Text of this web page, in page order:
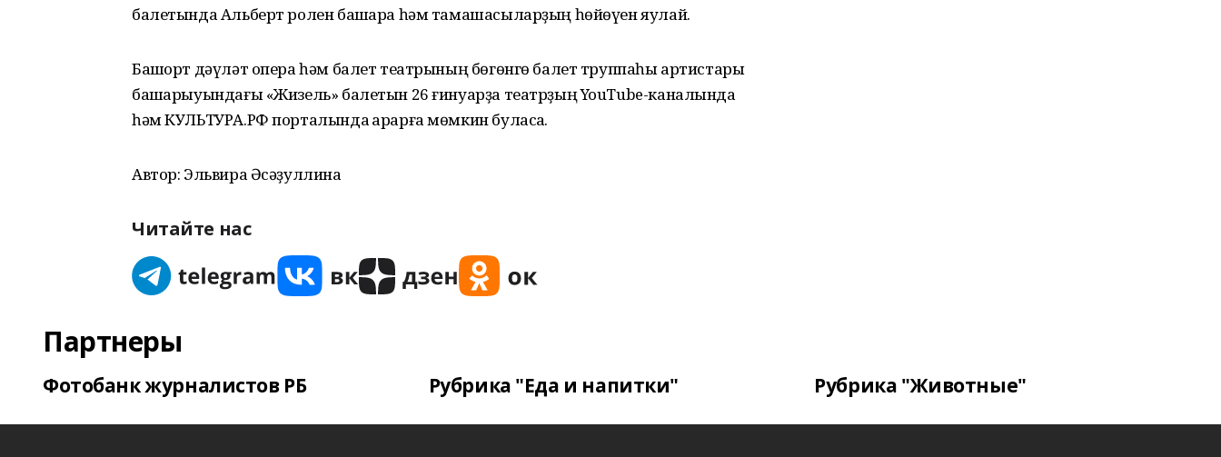
балетында Альберт ролен башҡара һәм тамашасыларҙың һөйөүен яулай.
Башҡорт дәүләт опера һәм балет театрының бөгөнгө балет труппаһы артистары
башҡарыуындағы «Жизель» балетын 26 ғинуарҙа театрҙың YouTube-каналында
һәм КУЛЬТУРА.РФ порталында ҡарарға мөмкин буласаҡ.
Автор: Эльвира Әсәҙуллина
Читайте нас
Партнеры
Фотобанк журналистов РБ Рубрика "Еда и напитки" Рубрика "Животные"